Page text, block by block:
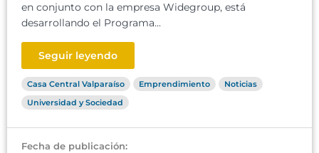
en conjunto con la empresa Widegroup, está
desarrollando el Programa...
Seguir leyendo
Casa Central Valparaíso Emprendimiento
Noticias
Universidad y Sociedad
Fecha de publicación: